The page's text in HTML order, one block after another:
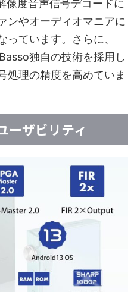
度音声信号デコードに
ンやオーディオマニアに
っています。さらに、
独自の技術を採用し
処理の精度を高めていま
ーザビリティ